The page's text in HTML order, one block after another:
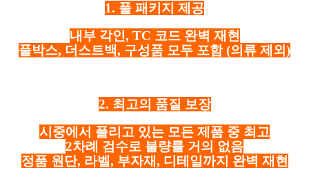
1. 풀 패키지 제공
내부 각인, TC 코드 완벽 재현
풀박스, 더스트백, 구성품 모두 포함 (의류 제외)
2. 최고의 품질 보장
시중에서 풀리고 있는 모든 제품 중 최고
2차례 검수로 불량률 거의 없음
정품 원단, 라벨, 부자재, 디테일까지 완벽 재현